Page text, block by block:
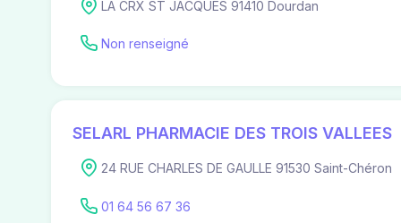
LA CRX ST JACQUES 91410 Dourdan
Non renseigné
SELARL PHARMACIE DES TROIS VALLEES
24 RUE CHARLES DE GAULLE 91530 Saint-Chéron
01 64 56 67 36